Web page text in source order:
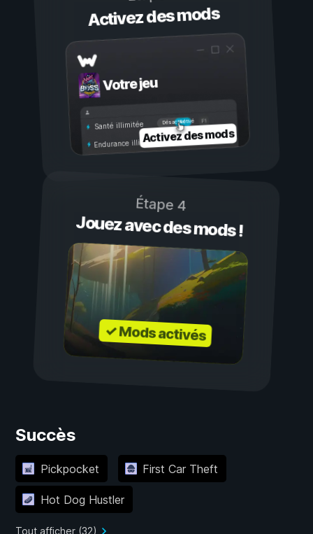
Activez des mods
Votre jeu
Activé
Désactivé
Santé illimitée
Endurance illimitéeActivez des mods
Étape 4
Jouez avec des mods !
✓ Mods activés
Succès
Pickpocket First Car Theft
Hot Dog Hustler
Tout afficher (32)